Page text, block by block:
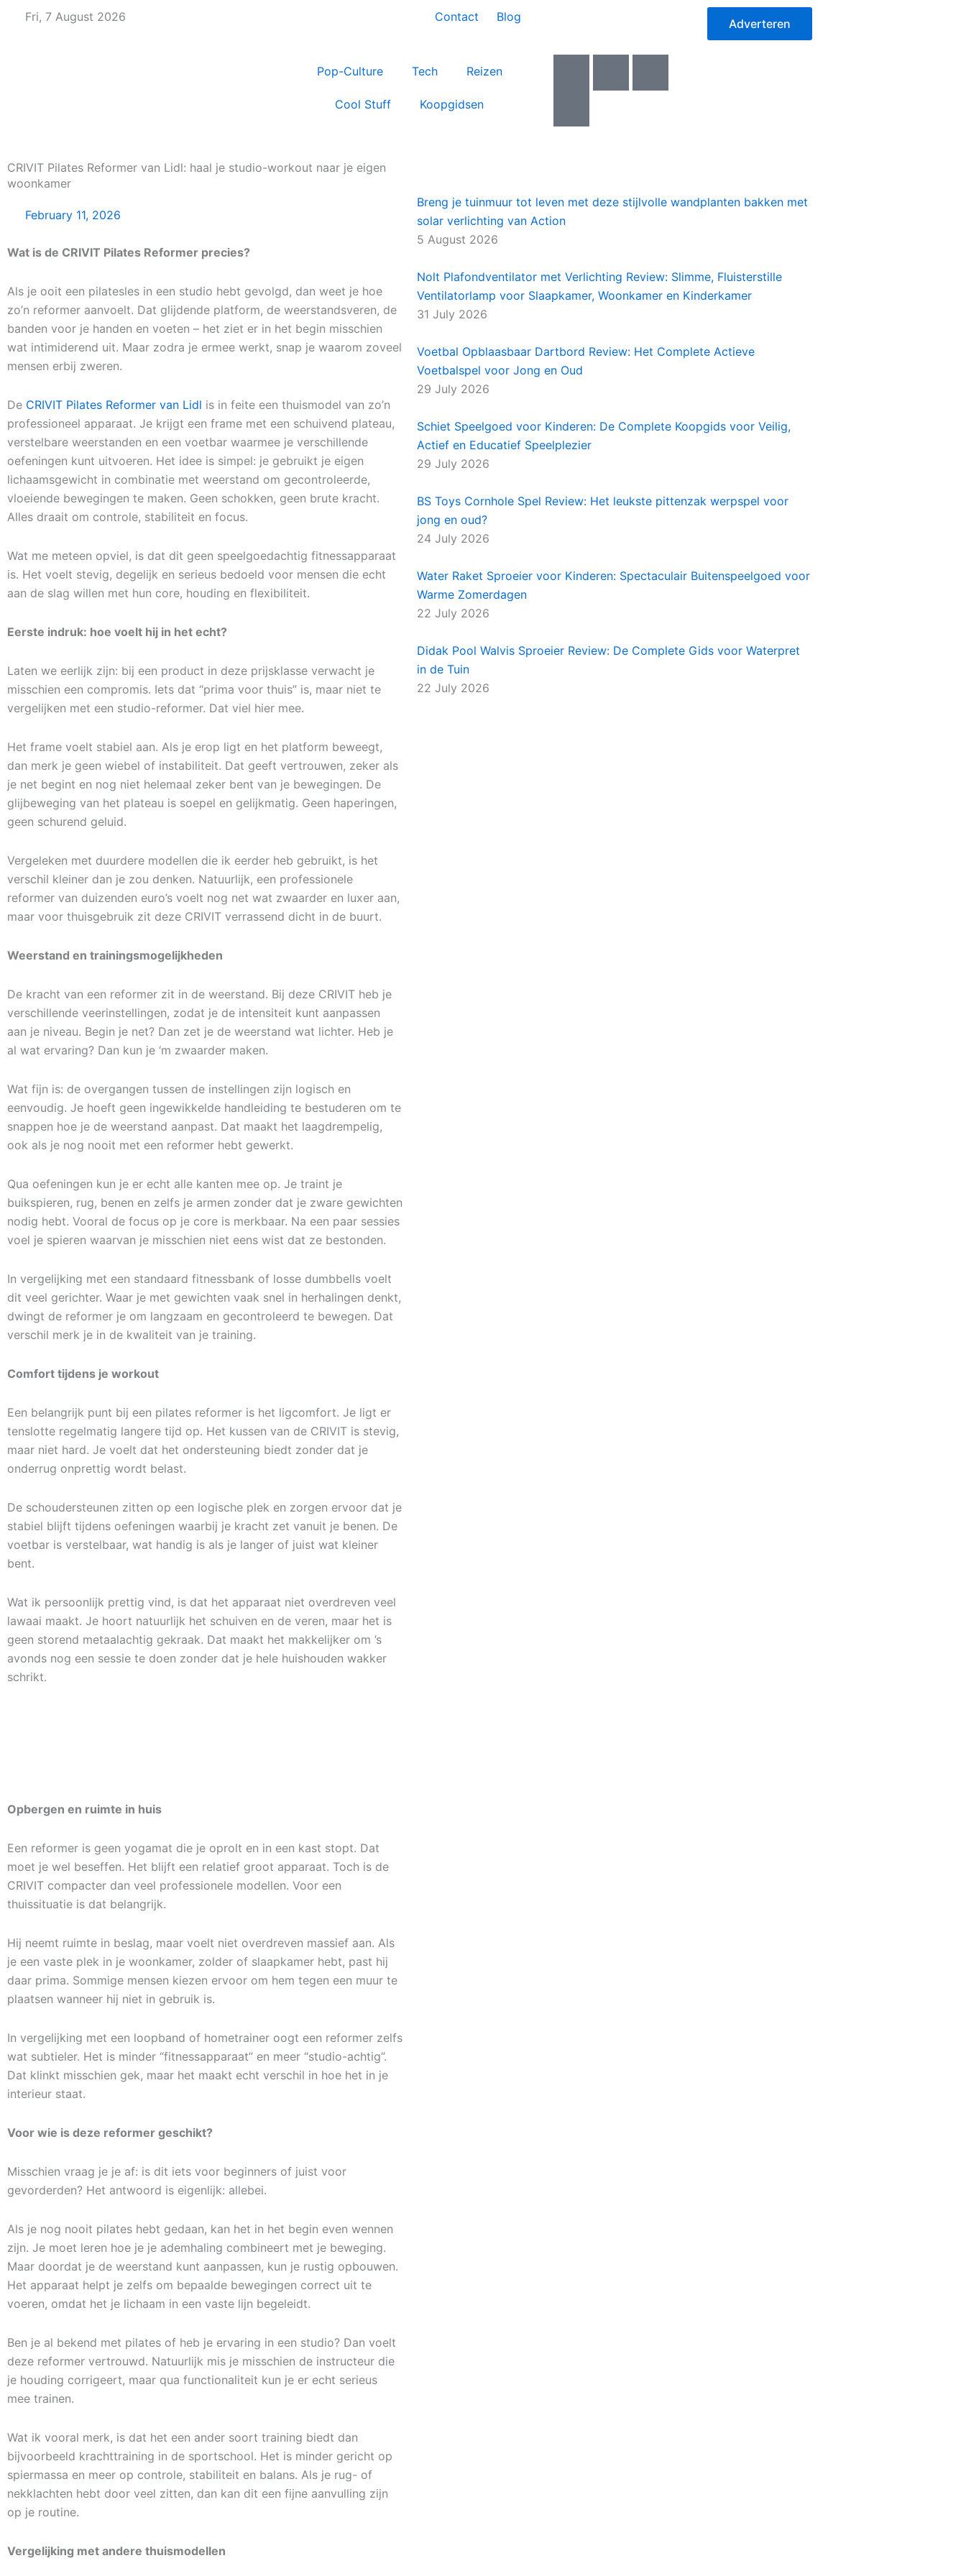
Fri, 7 August 2026 Contact Blog Adverteren
Pop-Culture Tech Reizen
Cool Stuff Koopgidsen
e
k
t
t
a
m
t
-
v
CRIVIT Pilates Reformer van Lidl: haal je studio-workout naar je eigen
woonkamer
February 11, 2026
Wat is de CRIVIT Pilates Reformer precies?
Als je ooit een pilatesles in een studio hebt gevolgd, dan weet je hoe
zo’n reformer aanvoelt. Dat glijdende platform, de weerstandsveren, de
banden voor je handen en voeten – het ziet er in het begin misschien
wat intimiderend uit. Maar zodra je ermee werkt, snap je waarom zoveel
mensen erbij zweren.
De CRIVIT Pilates Reformer van Lidl is in feite een thuismodel van zo’n
professioneel apparaat. Je krijgt een frame met een schuivend plateau,
verstelbare weerstanden en een voetbar waarmee je verschillende
oefeningen kunt uitvoeren. Het idee is simpel: je gebruikt je eigen
lichaamsgewicht in combinatie met weerstand om gecontroleerde,
vloeiende bewegingen te maken. Geen schokken, geen brute kracht.
Alles draait om controle, stabiliteit en focus.
Wat me meteen opviel, is dat dit geen speelgoedachtig fitnessapparaat
is. Het voelt stevig, degelijk en serieus bedoeld voor mensen die echt
aan de slag willen met hun core, houding en flexibiliteit.
Eerste indruk: hoe voelt hij in het echt?
Laten we eerlijk zijn: bij een product in deze prijsklasse verwacht je
misschien een compromis. Iets dat “prima voor thuis” is, maar niet te
vergelijken met een studio-reformer. Dat viel hier mee.
Het frame voelt stabiel aan. Als je erop ligt en het platform beweegt,
dan merk je geen wiebel of instabiliteit. Dat geeft vertrouwen, zeker als
je net begint en nog niet helemaal zeker bent van je bewegingen. De
glijbeweging van het plateau is soepel en gelijkmatig. Geen haperingen,
geen schurend geluid.
Vergeleken met duurdere modellen die ik eerder heb gebruikt, is het
verschil kleiner dan je zou denken. Natuurlijk, een professionele
reformer van duizenden euro’s voelt nog net wat zwaarder en luxer aan,
maar voor thuisgebruik zit deze CRIVIT verrassend dicht in de buurt.
Weerstand en trainingsmogelijkheden
De kracht van een reformer zit in de weerstand. Bij deze CRIVIT heb je
verschillende veerinstellingen, zodat je de intensiteit kunt aanpassen
aan je niveau. Begin je net? Dan zet je de weerstand wat lichter. Heb je
al wat ervaring? Dan kun je ‘m zwaarder maken.
Wat fijn is: de overgangen tussen de instellingen zijn logisch en
eenvoudig. Je hoeft geen ingewikkelde handleiding te bestuderen om te
snappen hoe je de weerstand aanpast. Dat maakt het laagdrempelig,
ook als je nog nooit met een reformer hebt gewerkt.
Qua oefeningen kun je er echt alle kanten mee op. Je traint je
buikspieren, rug, benen en zelfs je armen zonder dat je zware gewichten
nodig hebt. Vooral de focus op je core is merkbaar. Na een paar sessies
voel je spieren waarvan je misschien niet eens wist dat ze bestonden.
In vergelijking met een standaard fitnessbank of losse dumbbells voelt
dit veel gerichter. Waar je met gewichten vaak snel in herhalingen denkt,
dwingt de reformer je om langzaam en gecontroleerd te bewegen. Dat
verschil merk je in de kwaliteit van je training.
Comfort tijdens je workout
Een belangrijk punt bij een pilates reformer is het ligcomfort. Je ligt er
tenslotte regelmatig langere tijd op. Het kussen van de CRIVIT is stevig,
maar niet hard. Je voelt dat het ondersteuning biedt zonder dat je
onderrug onprettig wordt belast.
De schoudersteunen zitten op een logische plek en zorgen ervoor dat je
stabiel blijft tijdens oefeningen waarbij je kracht zet vanuit je benen. De
voetbar is verstelbaar, wat handig is als je langer of juist wat kleiner
bent.
Wat ik persoonlijk prettig vind, is dat het apparaat niet overdreven veel
lawaai maakt. Je hoort natuurlijk het schuiven en de veren, maar het is
geen storend metaalachtig gekraak. Dat maakt het makkelijker om ’s
avonds nog een sessie te doen zonder dat je hele huishouden wakker
schrikt.
Opbergen en ruimte in huis
Een reformer is geen yogamat die je oprolt en in een kast stopt. Dat
moet je wel beseffen. Het blijft een relatief groot apparaat. Toch is de
CRIVIT compacter dan veel professionele modellen. Voor een
thuissituatie is dat belangrijk.
Hij neemt ruimte in beslag, maar voelt niet overdreven massief aan. Als
je een vaste plek in je woonkamer, zolder of slaapkamer hebt, past hij
daar prima. Sommige mensen kiezen ervoor om hem tegen een muur te
plaatsen wanneer hij niet in gebruik is.
In vergelijking met een loopband of hometrainer oogt een reformer zelfs
wat subtieler. Het is minder “fitnessapparaat” en meer “studio-achtig”.
Dat klinkt misschien gek, maar het maakt echt verschil in hoe het in je
interieur staat.
Voor wie is deze reformer geschikt?
Misschien vraag je je af: is dit iets voor beginners of juist voor
gevorderden? Het antwoord is eigenlijk: allebei.
Als je nog nooit pilates hebt gedaan, kan het in het begin even wennen
zijn. Je moet leren hoe je je ademhaling combineert met je beweging.
Maar doordat je de weerstand kunt aanpassen, kun je rustig opbouwen.
Het apparaat helpt je zelfs om bepaalde bewegingen correct uit te
voeren, omdat het je lichaam in een vaste lijn begeleidt.
Ben je al bekend met pilates of heb je ervaring in een studio? Dan voelt
deze reformer vertrouwd. Natuurlijk mis je misschien de instructeur die
je houding corrigeert, maar qua functionaliteit kun je er echt serieus
mee trainen.
Wat ik vooral merk, is dat het een ander soort training biedt dan
bijvoorbeeld krachttraining in de sportschool. Het is minder gericht op
spiermassa en meer op controle, stabiliteit en balans. Als je rug- of
nekklachten hebt door veel zitten, dan kan dit een fijne aanvulling zijn
op je routine.
Vergelijking met andere thuismodellen
Breng je tuinmuur tot leven met deze stijlvolle wandplanten bakken met
solar verlichting van Action
5 August 2026
Nolt Plafondventilator met Verlichting Review: Slimme, Fluisterstille
Ventilatorlamp voor Slaapkamer, Woonkamer en Kinderkamer
31 July 2026
Voetbal Opblaasbaar Dartbord Review: Het Complete Actieve
Voetbalspel voor Jong en Oud
29 July 2026
Schiet Speelgoed voor Kinderen: De Complete Koopgids voor Veilig,
Actief en Educatief Speelplezier
29 July 2026
BS Toys Cornhole Spel Review: Het leukste pittenzak werpspel voor
jong en oud?
24 July 2026
Water Raket Sproeier voor Kinderen: Spectaculair Buitenspeelgoed voor
Warme Zomerdagen
22 July 2026
Didak Pool Walvis Sproeier Review: De Complete Gids voor Waterpret
in de Tuin
22 July 2026